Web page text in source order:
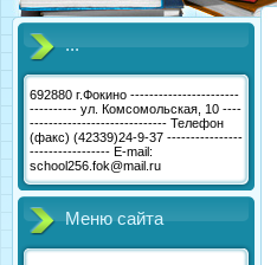
...
692880 г.Фокино -----------------------
---------- ул. Комсомольская, 10 ----
----------------------------- Телефон
(факс) (42339)24-9-37 ----------------
----------------- E-mail:
school256.fok@mail.ru
Меню сайта